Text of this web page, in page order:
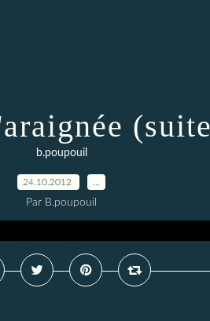
b.poupouil
24.10.2012
Par B.poupouil